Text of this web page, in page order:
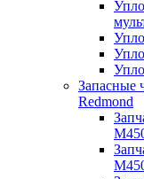
Запасные
Redmond